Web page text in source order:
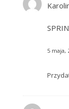
5 maja,